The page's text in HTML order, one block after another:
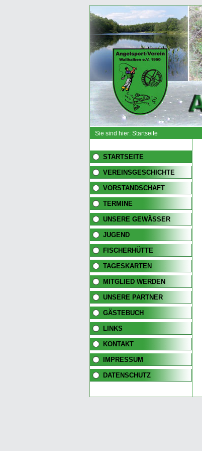
Sie sind hier: Startseite
STARTSEITE
VEREINSGESCHICHTE
VORSTANDSCHAFT
TERMINE
UNSERE GEWÄSSER
JUGEND
FISCHERHÜTTE
TAGESKARTEN
MITGLIED WERDEN
UNSERE PARTNER
GÄSTEBUCH
LINKS
KONTAKT
IMPRESSUM
DATENSCHUTZ